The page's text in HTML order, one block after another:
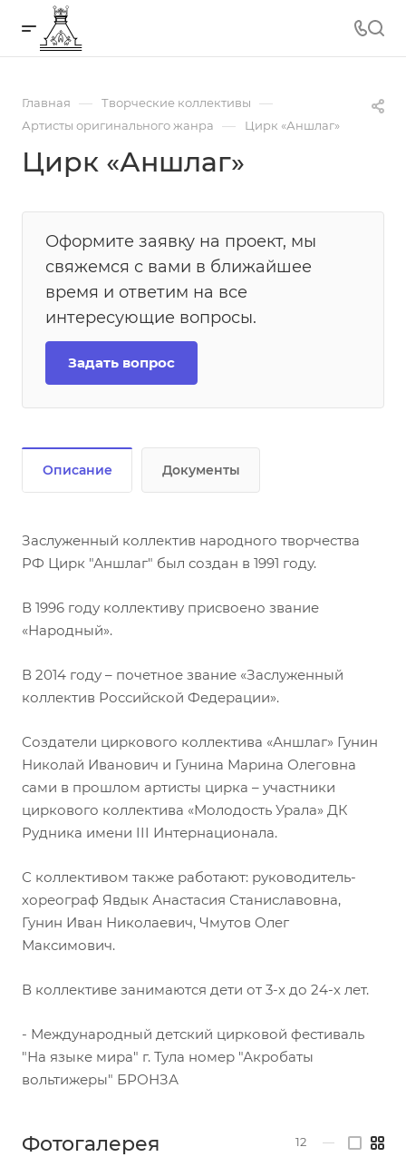
Главная — Творческие коллективы —
Артисты оригинального жанра — Цирк «Аншлаг»
Цирк «Аншлаг»
Оформите заявку на проект, мы
свяжемся с вами в ближайшее
время и ответим на все
интересующие вопросы.
Задать вопрос
Описание Документы
Заслуженный коллектив народного творчества
РФ Цирк "Аншлаг" был создан в 1991 году.
В 1996 году коллективу присвоено звание
«Народный».
В 2014 году – почетное звание «Заслуженный
коллектив Российской Федерации».
Создатели циркового коллектива «Аншлаг» Гунин
Николай Иванович и Гунина Марина Олеговна
сами в прошлом артисты цирка – участники
циркового коллектива «Молодость Урала» ДК
Рудника имени III Интернационала.
С коллективом также работают: руководитель-
хореограф Явдык Анастасия Станиславовна,
Гунин Иван Николаевич, Чмутов Олег
Максимович.
В коллективе занимаются дети от 3-х до 24-х лет.
- Международный детский цирковой фестиваль
"На языке мира" г. Тула номер "Акробаты
вольтижеры" БРОНЗА
Фотогалерея 12 —